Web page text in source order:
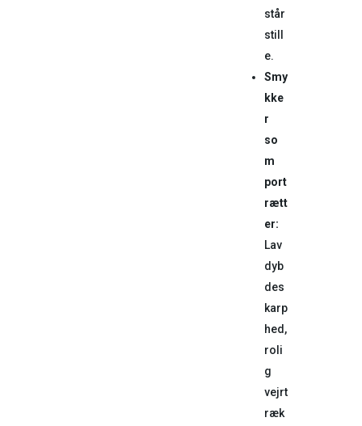
står
still
e.
Smy
kke
r
so
m
port
rætt
er:
Lav
dyb
des
karp
hed,
roli
g
vejrt
ræk